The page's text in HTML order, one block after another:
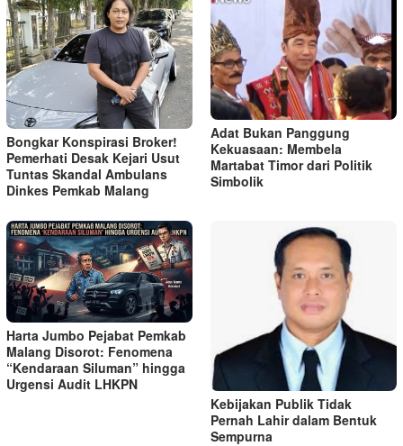
Bongkar Konspirasi Broker!
Pemerhati Desak Kejari Usut
Tuntas Skandal Ambulans
Dinkes Pemkab Malang
Adat Bukan Panggung
Kekuasaan: Membela
Martabat Timor dari Politik
Simbolik
Harta Jumbo Pejabat Pemkab
Malang Disorot: Fenomena
“Kendaraan Siluman” hingga
Urgensi Audit LHKPN
Kebijakan Publik Tidak
Pernah Lahir dalam Bentuk
Sempurna